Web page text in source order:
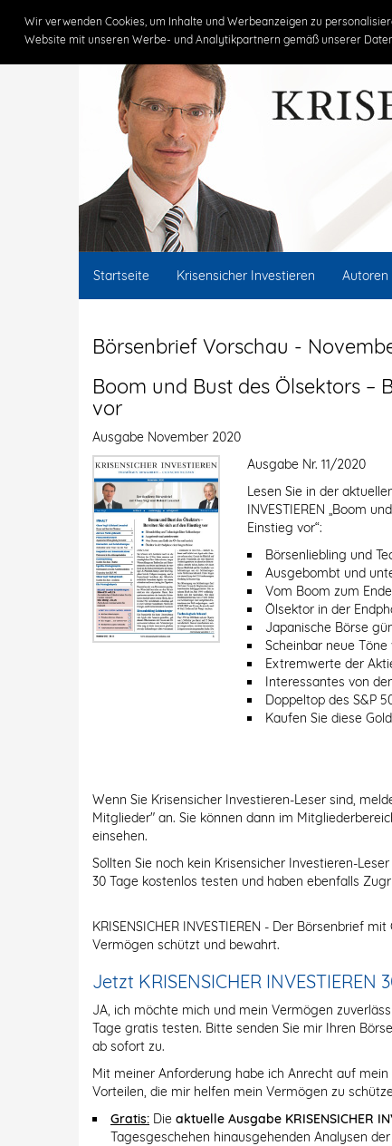
Wir verwenden Cookies, um Inhalte und Werbeanzeigen zu
Website mit unseren Werbe- und Analytikpartnern gemäß unserer
Claus Vogt
Startseite Krisensicher Investieren Autoren
Börsenbrief Vorschau -
Boom und Bust des Ölsektors –
vor
Ausgabe November 2020
Ausgabe Nr. 11/2020
Lesen Sie in der
INVESTIEREN „Boom
Einstieg vor“:
Börsenliebling und
Ausgebombt und
Vom Boom zum
Ölsektor in der
Japanische Börse
Scheinbar neue Töne
Extremwerte der
Interessantes von
Doppeltop des S&P
Kaufen Sie diese
Wenn Sie Krisensicher Investieren-Leser sind,
Mitglieder" an. Sie können dann im
einsehen.
Sollten Sie noch kein Krisensicher Investieren-
30 Tage kostenlos testen und haben ebenfalls
KRISENSICHER INVESTIEREN - Der Börsenbrief
Vermögen schützt und bewahrt.
Jetzt KRISENSICHER
JA, ich möchte mich und mein Vermögen
Tage gratis testen. Bitte senden Sie mir Ihren
ab sofort zu.
Mit meiner Anforderung habe ich Anrecht auf
Vorteilen, die mir helfen mein Vermögen zu
Gratis: Die aktuelle Ausgabe KRISENSICHER
Tagesgeschehen hinausgehenden Analysen